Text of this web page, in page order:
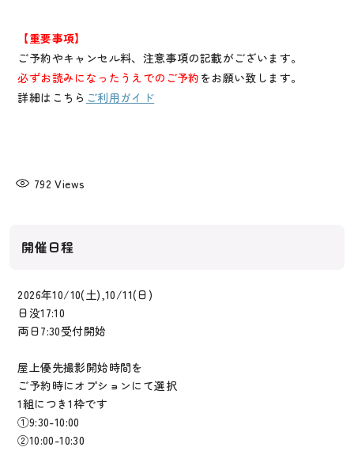
【重要事項】
ご予約やキャンセル料、注意事項の記載がございます。
必ずお読みになったうえでのご予約 をお願い致します。
詳細はこちら ご利用ガイド
792 Views
開催日程
2026年10/10(土),10/11(日)
日没17:10
両日7:30受付開始
屋上優先撮影開始時間を
ご予約時にオプションにて選択
1組につき1枠です
①9:30-10:00
②10:00-10:30